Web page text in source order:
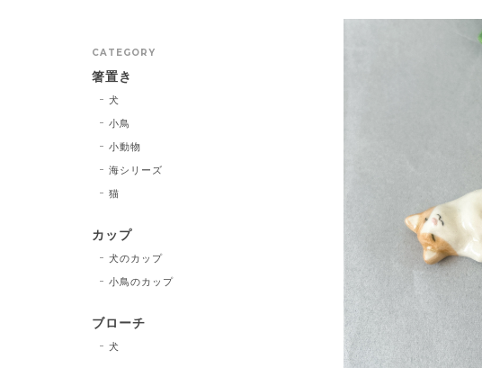
CATEGORY
箸置き
犬
小鳥
小動物
海シリーズ
猫
カップ
犬のカップ
小鳥のカップ
ブローチ
犬